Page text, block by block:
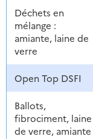
Déchets en
mélange :
amiante, laine de
verre
Open Top DSFI
Ballots,
fibrociment, laine
de verre, amiante